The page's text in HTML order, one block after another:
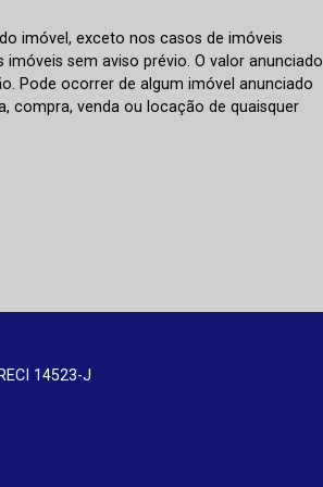
imóvel, exceto nos casos de imóveis
sem aviso prévio. O valor anunciado
Pode ocorrer de algum imóvel anunciado
compra, venda ou locação de quaisquer
14523-J